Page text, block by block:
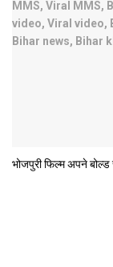
भोजपुरी फिल्‍म अपने बोल्‍ड